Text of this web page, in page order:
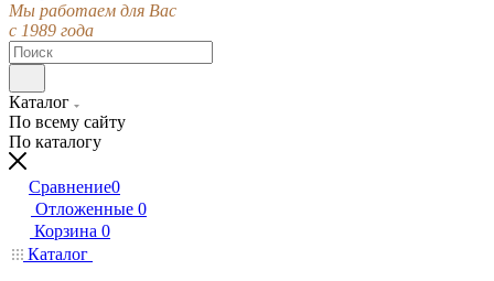
Мы работаем для Вас
с 1989 года
Каталог
По всему сайту
По каталогу
Сравнение0
Отложенные 0
Корзина 0
Каталог